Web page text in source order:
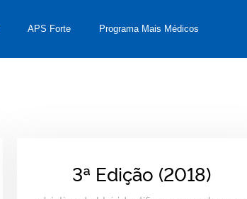
APS Forte Programa Mais Médicos
3ª Edição (2018)